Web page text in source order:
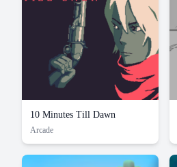
10 Minutes Till Dawn
Arcade